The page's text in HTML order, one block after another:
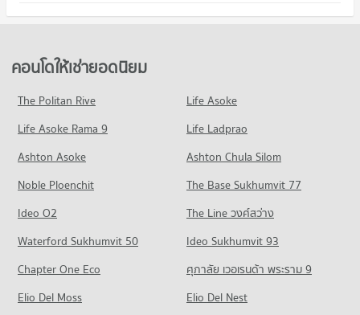
คอนโด ตลาดสตาร์ ระยอง
มีคอนโดให้เช่า 43 ประกาศ
ขายคอนโด ตลาดสตาร์ ระยอง
มีคอนโดขาย 83 ประกาศ
48 โครงการ
คอนโดให้เช่า ตลาดสดสตาร์
มีคอนโดขาย 84 ประกาศ
คอนโดให้เช่า ที่ว่าการอำเภอเมืองระยอง
ขายคอนโด ที่ว่าการอำเภอเมืองระยอง
มีคอนโดขาย 83 ประกาศ
คอนโด สวนศรีเมือง ระยอง
38 โครงการ
คอนโดให้เช่า สวนศรีเมือง ระยอง
มีคอนโดให้เช่า 33 ประกาศ
ขายคอนโด สวนศรีเมือง ระยอง
มีคอนโดขาย 66 ประกาศ
คอนโด รพ.ระยอง
คอนโดให้เช่า รพ.ระยอง
มีคอนโดให้เช่า 46 ประกาศ
ขายคอนโด รพ.ระยอง
มีคอนโดขาย 91 ประกาศ
50 โครงการ
คอนโดให้เช่า รพ.จุฬารัตน์ ระยอง
มีคอนโดขาย 90 ประกาศ
คอนโดให้เช่ายอดนิยม
The Politan Rive
Life Asoke
Life Asoke Rama 9
Life Ladprao
Ashton Asoke
Ashton Chula Silom
Noble Ploenchit
The Base Sukhumvit 77
Ideo O2
The Line วงศ์สว่าง
Waterford Sukhumvit 50
Ideo Sukhumvit 93
Chapter One Eco
ศุภาลัย เวอเรนด้า พระราม 9
Elio Del Moss
Elio Del Nest